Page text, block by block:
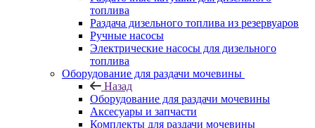
топлива
Раздача дизельного топлива из резервуаров
Ручные насосы
Электрические насосы для дизельного
топлива
Оборудование для раздачи мочевины
Назад
Оборудование для раздачи мочевины
Аксесуары и запчасти
Комплекты для раздачи мочевины